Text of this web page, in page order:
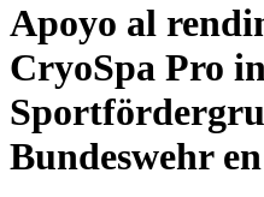
Apoyo al
CryoSpa Pro
Bundeswehr